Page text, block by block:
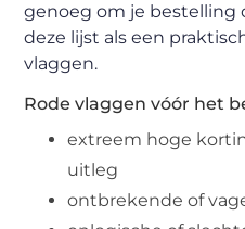
genoeg om je bestelling
deze lijst als een
vlaggen.
Rode vlaggen vóór het
extreem hoge
uitleg
ontbrekende of